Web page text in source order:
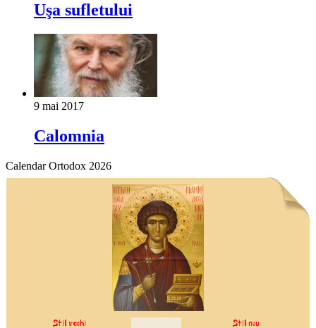
Uşa sufletului
9 mai 2017
Calomnia
Calendar Ortodox 2026